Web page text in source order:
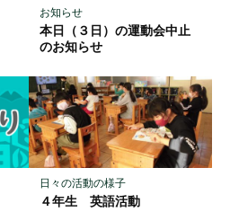
お知らせ
本日（３日）の運動会中止
のお知らせ
日々の活動の様子
４年生 英語活動